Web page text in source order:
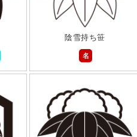
陰雪持ち笹
名